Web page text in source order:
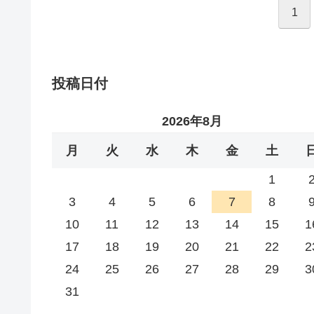
1
投稿日付
2026年8月
月 火 水 木 金 土
1
2
3
4 5 6 7 8
10
11 12 13 14 15
17
18 19 20 21 22
24
25 26 27 28 29
31